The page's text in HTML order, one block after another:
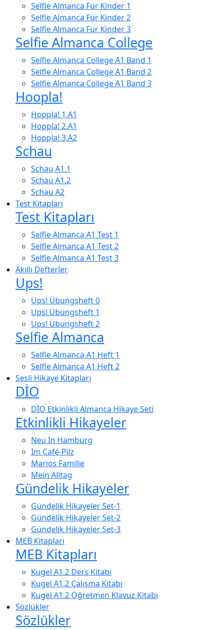
Selfie Almanca Für Kinder 1
Selfie Almanca Für Kinder 2
Selfie Almanca Für Kinder 3
Selfie Almanca College
Selfie Almanca College A1 Band 1
Selfie Almanca College A1 Band 2
Selfie Almanca College A1 Band 3
Hoopla!
Hoppla! 1.A1
Hoppla! 2.A1
Hoppla! 3.A2
Schau
Schau A1.1
Schau A1.2
Schau A2
Test Kitapları
Test Kitapları
Selfie Almanca A1 Test 1
Selfie Almanca A1 Test 2
Selfie Almanca A1 Test 3
Akıllı Defterler
Ups!
Ups! Übungsheft 0
Ups! Übungsheft 1
Ups! Übungsheft 2
Selfie Almanca
Selfie Almanca A1 Heft 1
Selfie Almanca A1 Heft 2
Sesli Hikaye Kitapları
DİO
DİO Etkinlikli Almanca Hikaye Seti
Etkinlikli Hikayeler
Neu In Hamburg
Im Café-Pilz
Marios Familie
Mein Alltag
Gündelik Hikayeler
Gündelik Hikayeler Set-1
Gündelik Hikayeler Set-2
Gündelik Hikayeler Set-3
MEB Kitapları
MEB Kitapları
Kugel A1.2 Ders Kitabı
Kugel A1.2 Çalışma Kitabı
Kugel A1.2 Öğretmen Klavuz Kitabı
Sözlükler
Sözlükler